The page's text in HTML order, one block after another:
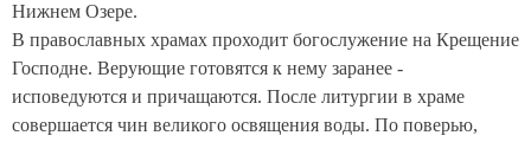
Нижнем Озере.
В православных храмах проходит богослужение на Крещение
Господне. Верующие готовятся к нему заранее -
исповедуются и причащаются. После литургии в храме
совершается чин великого освящения воды. По поверью,